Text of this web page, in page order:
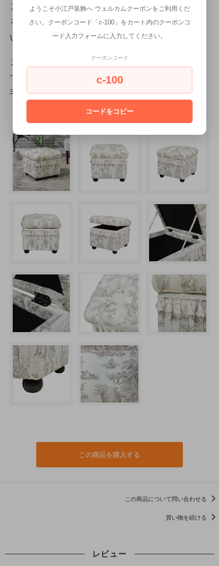
この場合は、同梱できない商品を同時購入してい
る、またはシステム上やむ終えず同時購入できな
い商品がカートに入っているものと思われます。
このメッセージが表示された場合は、大変お手数
ですが別々にご購入いただければと思います。お
手数をお掛けし申し訳ありません。
この商品を購入する
この商品について問い合わせる
買い物を続ける
レビュー
ようこそ小江戸装飾へ ウェルカムクーポンをご利用くだ
さい。クーポンコード「c-100」をカート内のクーポンコ
ード入力フォームに入力してください。
クーポンコード
c-100
コードをコピー